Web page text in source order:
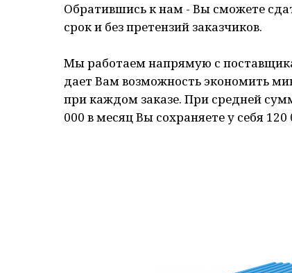
Обратившись к нам - Вы сможете
срок и без претензий заказчиков.
Мы работаем напрямую с
дает Вам возможность экономить
при каждом заказе. При средней
000 в месяц Вы сохраняете у себя 120